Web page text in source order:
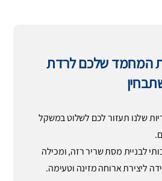
המחמד שלכם לרדת
שלנו תעזור לכם לשלוט במשקל
לבניית מסת שריר רזה, ומכילה
ליצירת ארוחה מזינה וטעימה.